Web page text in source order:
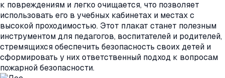
к повреждениям и легко очищается, что позволяет
использовать его в учебных кабинетах и местах с
высокой проходимостью. Этот плакат станет полезным
инструментом для педагогов, воспитателей и родителей,
стремящихся обеспечить безопасность своих детей и
сформировать у них ответственный подход к вопросам
пожарной безопасности.